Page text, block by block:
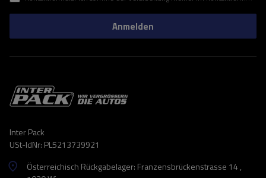
Anmelden
Inter Pack
USt-IdNr: PL5213739921
Österreichisch Rückgabelager: Franzensbrückenstrasse 14 ,